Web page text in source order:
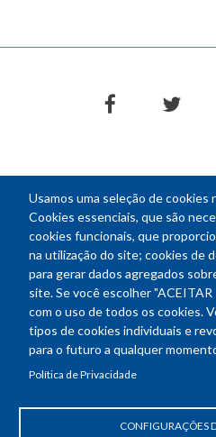
Usamos uma seleção de cookies
Cookies essenciais, que são
cookies funcionais, que
na utilização do site; cookies de
para gerar dados agregados
site. Se você escolher
com o uso de todos os cookies.
tipos de cookies individuais e
para o futuro a qualquer
Política de Privacidade
CONFIGURAÇÕES
facebook
NEWSLETTER
Endereço:
70740-541 -
Horário de